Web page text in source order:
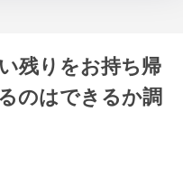
残りをお持ち帰
のはできるか調